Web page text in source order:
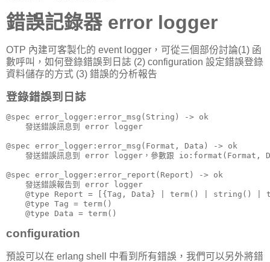
錯誤記錄器 error logger
OTP 內建可客製化的 event logger，可從三個部份討論(1) 函
數呼叫，如何登錄錯誤到日誌 (2) configuration 設定錯誤登錄
資料儲存的方式 (3) 錯誤的分析報告
登錄錯誤到日誌
@spec error_logger:error_msg(String) -> ok
    發送錯誤訊息到 error logger
@spec error_logger:error_msg(Format, Data) -> ok
發送錯誤訊息到 error logger，參數跟 io:format(Format,
@spec error_logger:error_report(Report) -> ok
    發送錯誤報告到 error logger
@type Report = [{Tag, Data} | term() | string() |
    @type Tag = term()
    @type Data = term()
configuration
預設可以在 erlang shell 中看到所有錯誤，我們可以另外將錯